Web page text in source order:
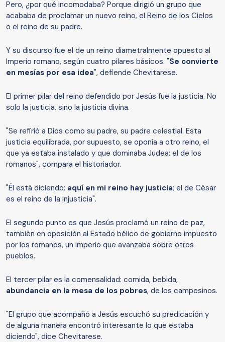
Pero, ¿por qué incomodaba? Porque dirigió un grupo que
acababa de proclamar un nuevo reino, el Reino de los Cielos
o el reino de su padre.
Y su discurso fue el de un reino diametralmente opuesto al
Imperio romano, según cuatro pilares básicos. "Se convierte
en mesías por esa idea", defiende Chevitarese.
El primer pilar del reino defendido por Jesús fue la justicia. No
solo la justicia, sino la justicia divina.
"Se refirió a Dios como su padre, su padre celestial. Esta
justicia equilibrada, por supuesto, se oponía a otro reino, el
que ya estaba instalado y que dominaba Judea: el de los
romanos", compara el historiador.
"Él está diciendo: aquí en mi reino hay justicia; el de César
es el reino de la injusticia".
El segundo punto es que Jesús proclamó un reino de paz,
también en oposición al Estado bélico de gobierno impuesto
por los romanos, un imperio que avanzaba sobre otros
pueblos.
El tercer pilar es la comensalidad: comida, bebida,
abundancia en la mesa de los pobres, de los campesinos.
"El grupo que acompañó a Jesús escuchó su predicación y
de alguna manera encontró interesante lo que estaba
diciendo", dice Chevitarese.